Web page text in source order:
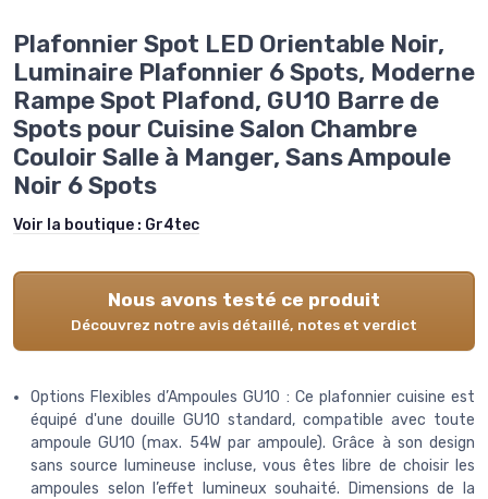
Plafonnier Spot LED Orientable Noir,
Luminaire Plafonnier 6 Spots, Moderne
Rampe Spot Plafond, GU10 Barre de
Spots pour Cuisine Salon Chambre
Couloir Salle à Manger, Sans Ampoule
Noir 6 Spots
Voir la boutique : Gr4tec
Nous avons testé ce produit
Découvrez notre avis détaillé, notes et verdict
Options Flexibles d’Ampoules GU10 : Ce plafonnier cuisine est
équipé d'une douille GU10 standard, compatible avec toute
ampoule GU10 (max. 54W par ampoule). Grâce à son design
sans source lumineuse incluse, vous êtes libre de choisir les
ampoules selon l’effet lumineux souhaité. Dimensions de la